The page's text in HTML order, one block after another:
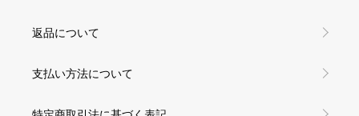
返品について
支払い方法について